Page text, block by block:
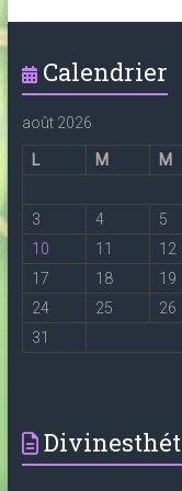
Calendrier
août 2026
L M M
3
4 5
10
11 12
17
18 19
24
25 26
31